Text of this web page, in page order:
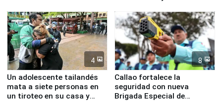
4
Un adolescente tailandés
mata a siete personas en
un tiroteo en su casa y
8
Callao fortalece la
seguridad con nueva
Brigada Especial de